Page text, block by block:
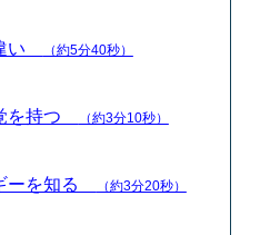
い （約5分40秒）
を持つ （約3分10秒）
ーを知る （約3分20秒）